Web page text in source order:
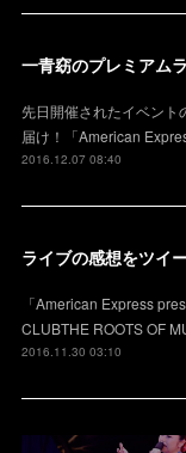
先日開催されたイベント
届け！「American
2016.12.07 08:40
「American Express
CLUBTHE ROOTS OF
2016.11.30 03:10